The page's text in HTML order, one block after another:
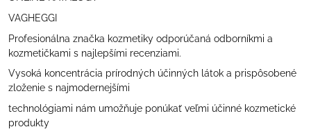
VAGHEGGI
Profesionálna značka kozmetiky odporúčaná odborníkmi a
kozmetičkami s najlepšími recenziami.
Vysoká koncentrácia prírodných účinných látok a prispôsobené
zloženie s najmodernejšími
technológiami nám umožňuje ponúkať veľmi účinné kozmetické
produkty